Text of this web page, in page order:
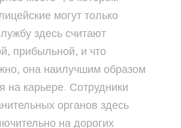
могут только
здесь считают
прибыльной, и что
она наилучшим образом
на карьере. Сотрудники
органов здесь
на дорогих